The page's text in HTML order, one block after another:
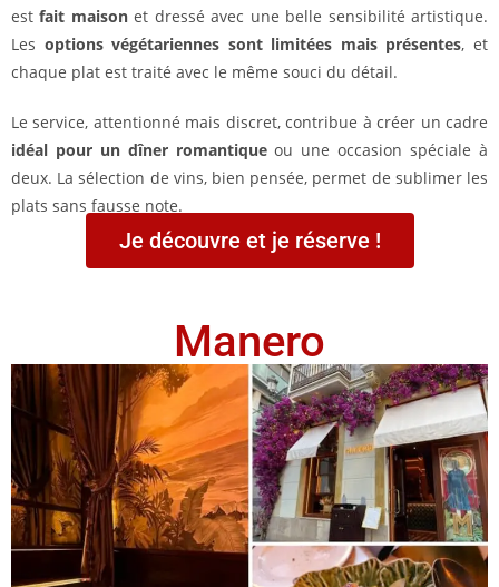
estfait maisonet dressé avec une belle sensibilité artistique.
Les options végétariennes sont limitées mais présentes, et
chaque plat est traité avec le même souci du détail.
Le service, attentionné mais discret, contribue à créer un cadre
idéal pour un dîner romantiqueou une occasion spéciale à
deux. La sélection de vins, bien pensée, permet de sublimer les
plats sans fausse note.
Je découvre et je réserve !
Manero